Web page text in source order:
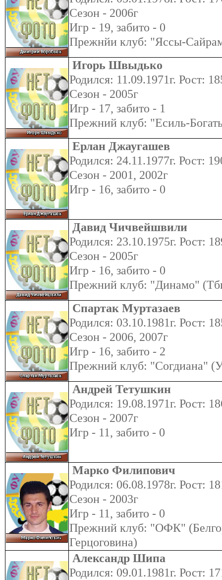
Сезон - 2006г
Игр - 19, забито - 0
Прежнйи клуб: "Яссы-
Игорь Швыдько
Родился: 11.09.1971г. Рост:
Сезон - 2005г
Игр - 17, забито - 1
Прежний клуб: "Есиль-
Ерлан Джаугашев
Родился: 24.11.1977г. Рост:
Сезон - 2001, 2002г
Игр - 16, забито - 0
Давид Чичвейшвили
Родился: 23.10.1975г. Рост:
Сезон - 2005г
Игр - 16, забито - 0
Прежний клуб: "Динамо"
Спартак Муртазаев
Родился: 03.10.1981г. Рост:
Сезон - 2006, 2007г
Игр - 16, забито - 2
Прежний клуб: "Согдиана"
Андрей Тетушкин
Родился: 19.08.1971г. Рост:
Сезон - 2007г
Игр - 11, забито - 0
Марко Филипович
Родился: 06.08.1978г. Рост:
Сезон - 2003г
Игр - 11, забито - 0
Прежний клуб: "ОФК"
Герцоговина)
Александр Шипа
Родился: 09.01.1981г. Рост: